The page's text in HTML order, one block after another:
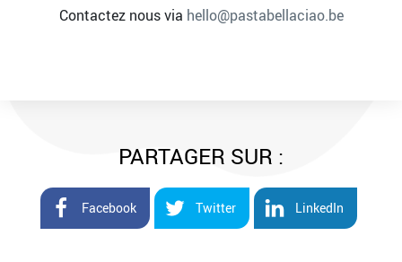
Contactez nous via hello@pastabellaciao.be
PARTAGER SUR :
Facebook Twitter LinkedIn